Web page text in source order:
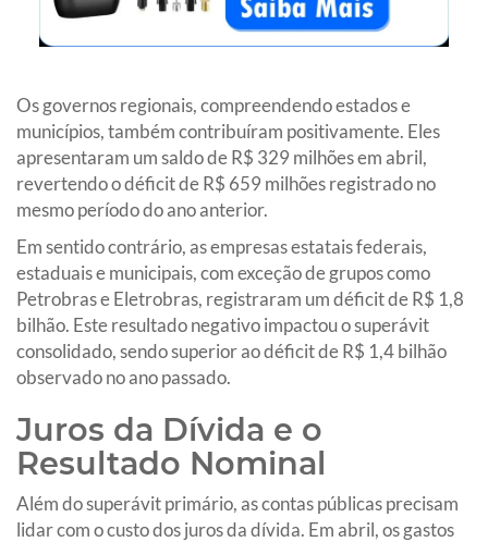
Os governos regionais, compreendendo estados e
municípios, também contribuíram positivamente. Eles
apresentaram um saldo de R$ 329 milhões em abril,
revertendo o déficit de R$ 659 milhões registrado no
mesmo período do ano anterior.
Em sentido contrário, as empresas estatais federais,
estaduais e municipais, com exceção de grupos como
Petrobras e Eletrobras, registraram um déficit de R$ 1,8
bilhão. Este resultado negativo impactou o superávit
consolidado, sendo superior ao déficit de R$ 1,4 bilhão
observado no ano passado.
Juros da Dívida e o
Resultado Nominal
Além do superávit primário, as contas públicas precisam
lidar com o custo dos juros da dívida. Em abril, os gastos